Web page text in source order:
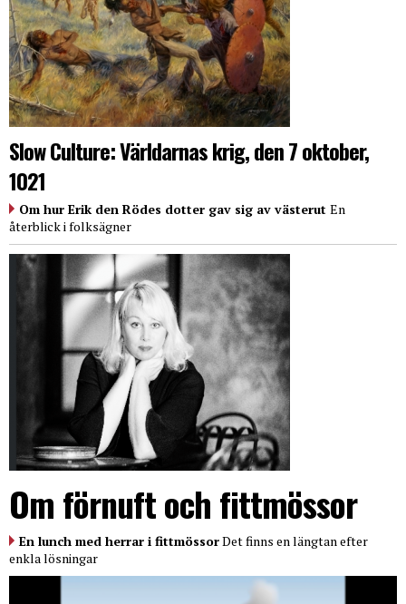
Slow Culture: Världarnas krig, den 7 oktober,
1021
Om hur Erik den Rödes dotter gav sig av västerut En
återblick i folksägner
Om förnuft och fittmössor
En lunch med herrar i fittmössorDet finns en längtan efter
enkla lösningar